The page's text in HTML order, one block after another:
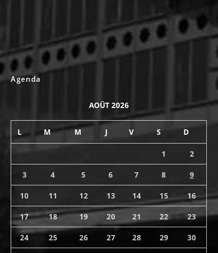
Agenda
AOÛT 2026
L M M J V S D
1 2
3 4 5 6 7 8 9
10 11 12 13 14 15 16
17 18 19 20 21 22 23
24 25 26 27 28 29 30